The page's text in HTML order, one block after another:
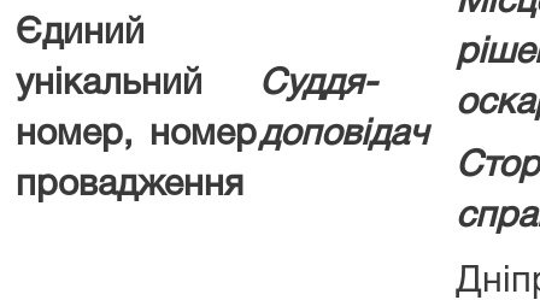
Єдиний
унікальний
номер, номер
провадження
Суддя-
доповідач